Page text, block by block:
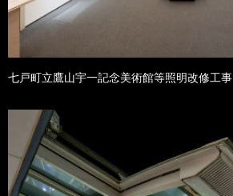
七戸町立鷹山宇一記念美術館等照明改修工事